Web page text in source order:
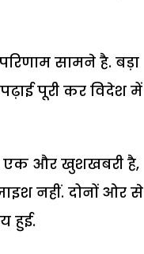
सामने है. बड़ा
पूरी कर विदेश में
एक और खुशखबरी है,
नहीं. दोनों ओर से
हुई.